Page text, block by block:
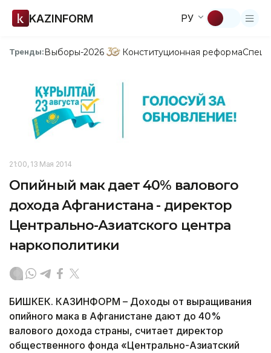
KAZINFORM РУ
Тренды:Выборы-2026 Конституционная реформа
21:00, 13 Мая 2014
Опийный мак дает 40% валового
дохода Афганистана - директор
Центрально-Азиатского центра
наркополитики
БИШКЕК. КАЗИНФОРМ – Доходы от выращивания
опийного мака в Афганистане дают до 40%
валового дохода страны, считает директор
общественного фонда «Центрально-Азиатский